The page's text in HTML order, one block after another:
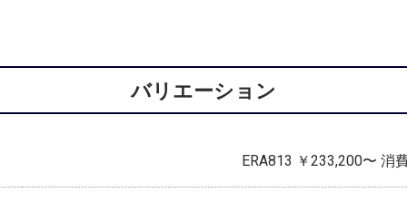
バリエーション
ERA813 ￥233,200〜 消